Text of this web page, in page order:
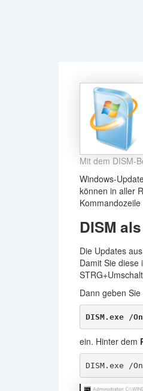
Mit dem DISM-
Windows-
können in aller
DISM
Die Updates
Damit Sie diese
Dann geben
DISM.exe /
ein. Hinter dem
DISM.exe /